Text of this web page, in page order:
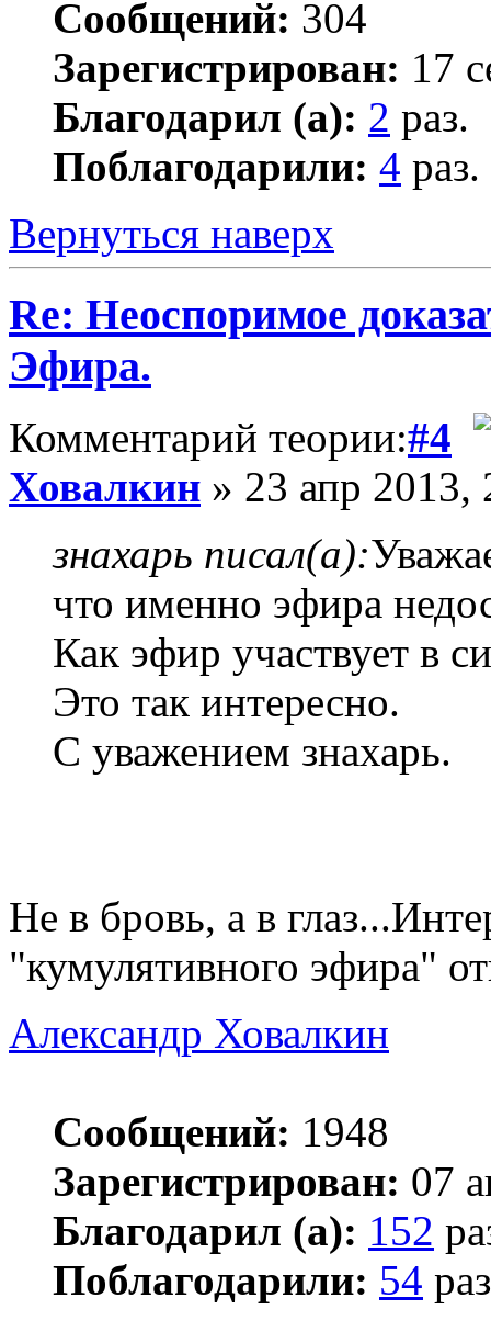
Сообщений: 304
Зарегистрирован: 17
Благодарил (а): 2 раз.
Поблагодарили: 4 раз.
Вернуться наверх
Re: Неоспоримое
Эфира.
Комментарий теории:#4
Ховалкин » 23 апр 2013,
знахарь писал(а):
что именно эфира
Как эфир участвует в
Это так интересно.
С уважением знахарь.
Не в бровь, а в
"кумулятивного эфира"
Александр Ховалкин
Сообщений: 1948
Зарегистрирован: 07
Благодарил (а): 152
Поблагодарили: 54